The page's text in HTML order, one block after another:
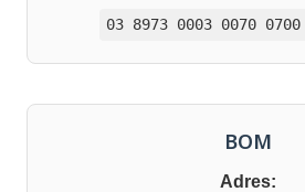
03 8973 0003 0070
BOM
Adres: